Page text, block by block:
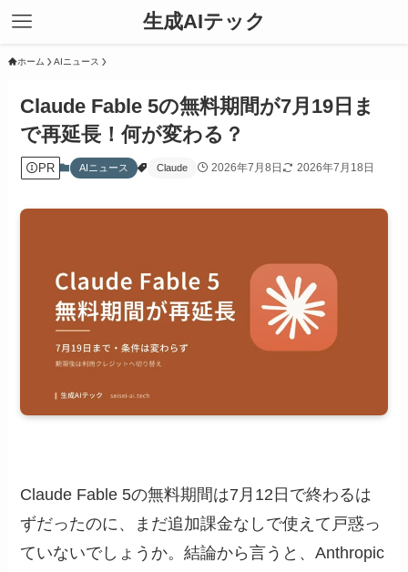
生成AIテック
ホーム AIニュース
Claude Fable 5の無料期間が7月19日ま
で再延長！何が変わる？
PR AIニュース Claude 2026年7月8日 2026年7月18日
Claude Fable 5の無料期間は7月12日で終わるは
ずだったのに、まだ追加課金なしで使えて戸惑っ
ていないでしょうか。結論から言うと、Anthropic